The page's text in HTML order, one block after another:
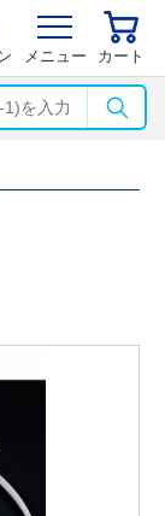
メニュー カート